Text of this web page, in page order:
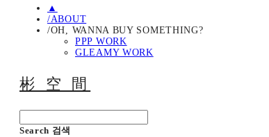
▲
/ABOUT
/OH, WANNA BUY SOMETHING?
PPP WORK
GLEAMY WORK
彬 空 間
Search 검색